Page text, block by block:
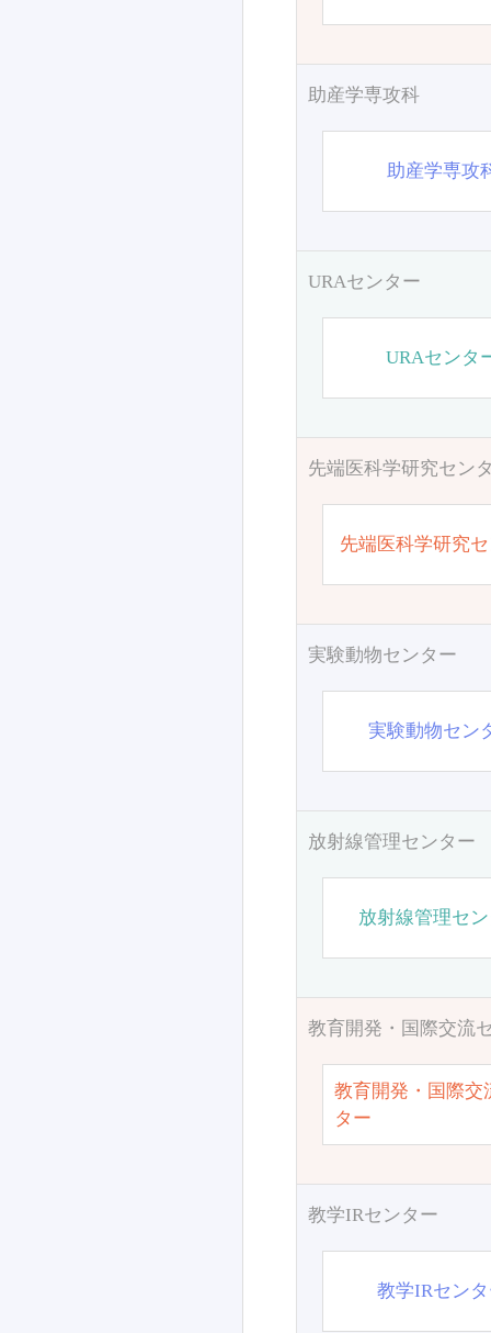
助産学専攻科
助産学専攻
URAセンター
URAセンタ
先端医科学研究セン
先端医科学研究
実験動物センター
実験動物セン
放射線管理センター
放射線管理セ
教育開発・国際交流
教育開発・国際交
ター
教学IRセンター
教学IRセン